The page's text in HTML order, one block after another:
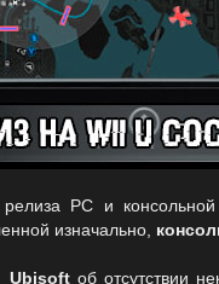
PC и
изначально,
Ubisoftоб отсутствии